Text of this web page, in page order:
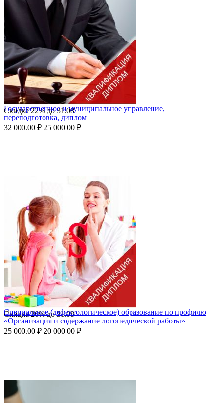
Скидка22%до31.08
Государственное и муниципальное управление,
переподготовка, диплом
32 000.00 ₽ 25 000.00 ₽
Скидка20%до31.08
Специальное (дефектологическое) образование по профилю
«Организация и содержание логопедической работы»
25 000.00 ₽ 20 000.00 ₽